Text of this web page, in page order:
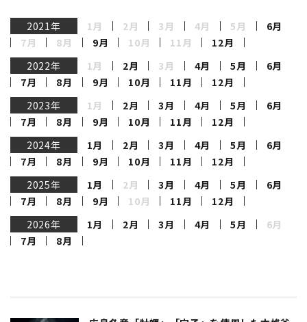
2021年 1月 2月 3月 4月 5月
6月
7月
8月 9月 10月 11月
12月
2022年
1月 2月 3月 4月 5月
6月
7月
8月 9月 10月 11月
12月
2023年
1月 2月 3月 4月 5月
6月
7月
8月 9月 10月 11月
12月
2024年
1月 2月 3月 4月 5月
6月
7月
8月 9月 10月 11月
12月
2025年
1月 2月 3月 4月 5月
6月
7月
8月 9月 10月 11月
12月
2026年
1月 2月 3月 4月 5月
6月
7月
8月